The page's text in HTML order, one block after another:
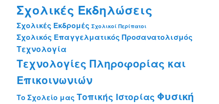
Σχολικές Εκδηλώσεις
Σχολικές Εκδρομές Σχολικοί Περίπατοι
Σχολικός Επαγγελματικός Προσανατολισμός
Τεχνολογία
Τεχνολογίες Πληροφορίας και
Επικοινωνιών
Το Σχολείο μας Τοπικής Ιστορίας Φυσική